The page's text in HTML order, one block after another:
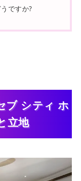
ですか?
ブ シティ ホ
立地